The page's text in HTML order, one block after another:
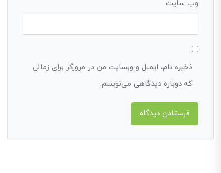
وب‌ سایت
ذخیره نام، ایمیل و وبسایت من در مرورگر برای زمانی
که دوباره دیدگاهی می‌نویسم.